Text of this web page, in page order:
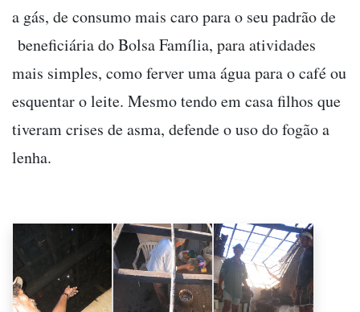
a gás, de consumo mais caro para o seu padrão de
beneficiária do Bolsa Família, para atividades
mais simples, como ferver uma água para o café ou
esquentar o leite. Mesmo tendo em casa filhos que
tiveram crises de asma, defende o uso do fogão a
lenha.